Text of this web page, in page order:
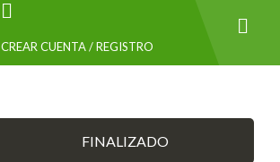
CREAR CUENTA / REGISTRO
FINALIZADO